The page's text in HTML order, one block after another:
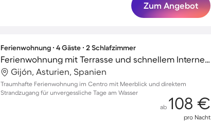
Zum Angebot
Ferienwohnung ∙ 4 Gäste ∙ 2 Schlafzimmer
Ferienwohnung mit Terrasse und schnellem Internet | Strandblick
Gijón, Asturien, Spanien
Traumhafte Ferienwohnung im Centro mit Meerblick und direktem
Strandzugang für unvergessliche Tage am Wasser
ab 108 €
pro Nacht